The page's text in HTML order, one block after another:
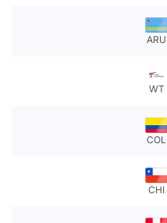
ARU
WT
COL
CHI